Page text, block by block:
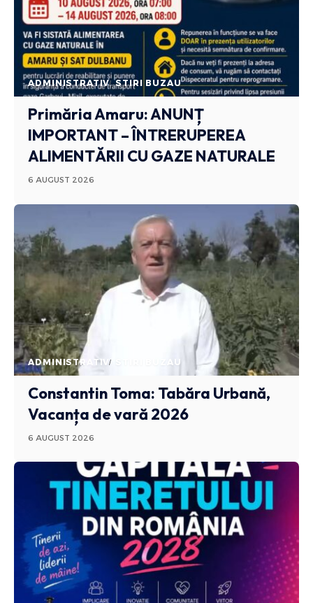
ADMINISTRATIV STIRI BUZAU
Primăria Amaru: ANUNȚ
IMPORTANT – ÎNTRERUPEREA
ALIMENTĂRII CU GAZE NATURALE
6 AUGUST 2026
ADMINISTRATIV STIRI BUZAU
Constantin Toma: Tabăra Urbană,
Vacanța de vară 2026
6 AUGUST 2026